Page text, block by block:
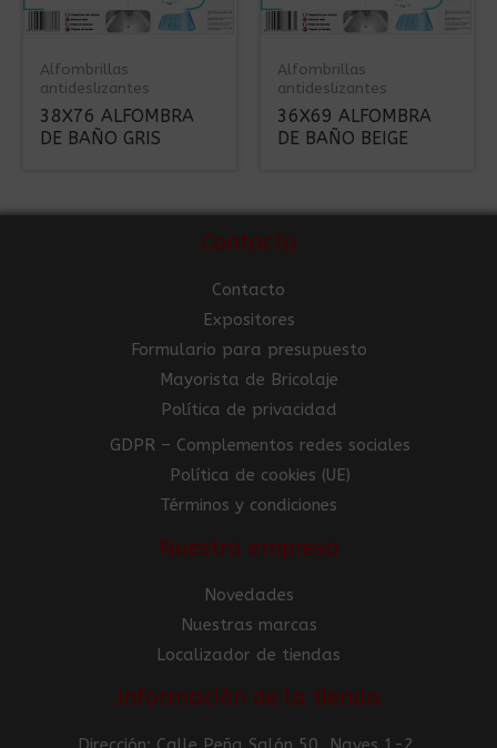
Alfombrillas
antideslizantes
38X76 ALFOMBRA
DE BAÑO GRIS
Alfombrillas
antideslizantes
36X69 ALFOMBRA
DE BAÑO BEIGE
Contacto
Contacto
Expositores
Formulario para presupuesto
Mayorista de Bricolaje
Política de privacidad
GDPR – Complementos redes sociales
Política de cookies (UE)
Términos y condiciones
Nuestra empresa
Novedades
Nuestras marcas
Localizador de tiendas
Información de la tienda